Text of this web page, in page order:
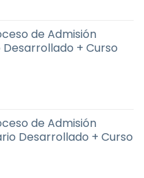
de Admisión
+ Curso
de Admisión
Desarrollado + Curso